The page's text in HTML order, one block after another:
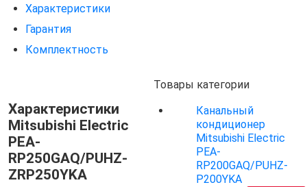
Характеристики
Гарантия
Комплектность
Характеристики
Mitsubishi Electric
PEA-
RP250GAQ/PUHZ-
ZRP250YKA
Товары категории
Канальный
кондиционер
Mitsubishi Electric
PEA-
RP200GAQ/PUHZ-
P200YKA